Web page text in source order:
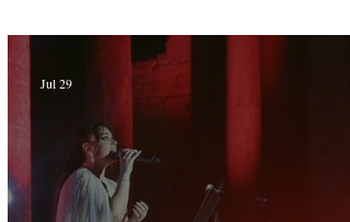
Jul 29